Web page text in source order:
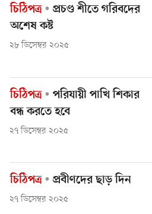
চিঠিপত্র
প্রচণ্ড শীতে গরিবদের
অশেষ কষ্ট
২৮ ডিসেম্বর ২০২৫
চিঠিপত্র
পরিযায়ী পাখি শিকার
বন্ধ করতে হবে
২৭ ডিসেম্বর ২০২৫
চিঠিপত্র প্রবীণদের ছাড় দিন
২৭ ডিসেম্বর ২০২৫